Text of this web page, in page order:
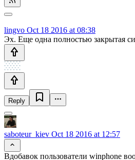
lingvo Oct 18 2016 at 08:38
Эх. Еще одна полностью закрытая
Reply
saboteur_kiev Oct 18 2016 at 12:57
Вдобавок пользователи winphone